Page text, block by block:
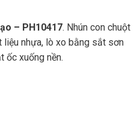
– PH10417. Nhún con chuột
liệu nhựa, lò xo bằng sắt sơn
ốc xuống nền.